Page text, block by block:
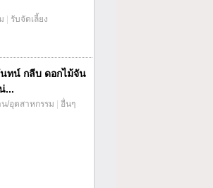
รับจัดเลี้ยง
ทน์ กลีบ ดอกไม้จัน
...
/อุตสาหกรรม อื่นๆ